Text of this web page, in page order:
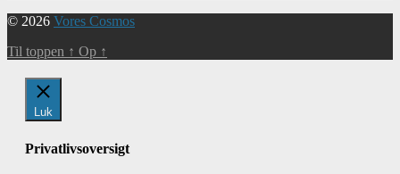
© 2026 Vores Cosmos
Til toppen ↑ Op ↑
Luk
Privatlivsoversigt